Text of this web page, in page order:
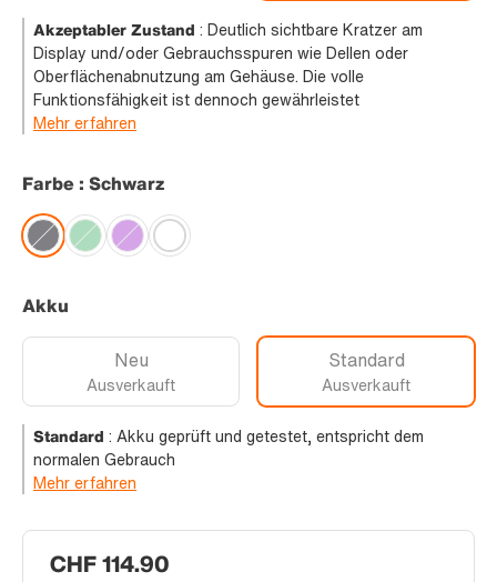
CHF 114.90
Akzeptabler Zustand : Deutlich sichtbare Kratzer am
Display und/oder Gebrauchsspuren wie Dellen oder
Oberflächenabnutzung am Gehäuse. Die volle
Funktionsfähigkeit ist dennoch gewährleistet
Mehr erfahren
Farbe : Schwarz
Akku
Neu
Ausverkauft
Standard
Ausverkauft
Standard : Akku geprüft und getestet, entspricht dem
normalen Gebrauch
Mehr erfahren